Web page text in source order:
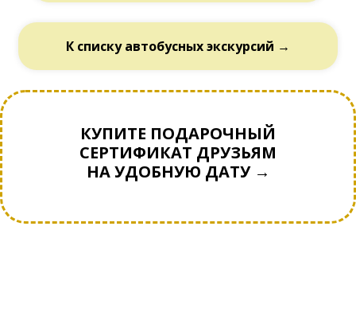
К списку автобусных экскурсий →
КУПИТЕ ПОДАРОЧНЫЙ
СЕРТИФИКАТ ДРУЗЬЯМ
НА УДОБНУЮ ДАТУ →